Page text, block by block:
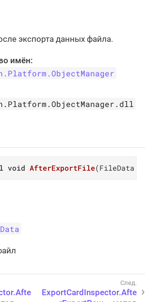
экспорта данных файла.
имён:
void AfterExportFile(FileData
ExportCardInspector.Afte